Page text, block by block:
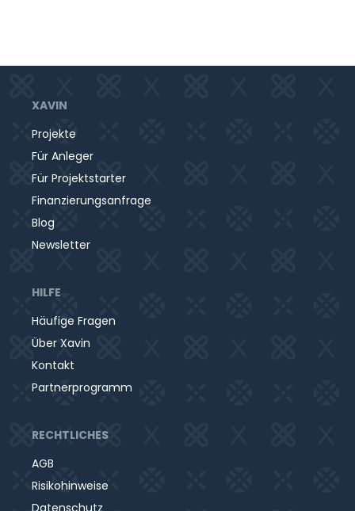
XAVIN
Projekte
Für Anleger
Für Projektstarter
Finanzierungsanfrage
Blog
Newsletter
HILFE
Häufige Fragen
Über Xavin
Kontakt
Partnerprogramm
RECHTLICHES
AGB
Risikohinweise
Datenschutz